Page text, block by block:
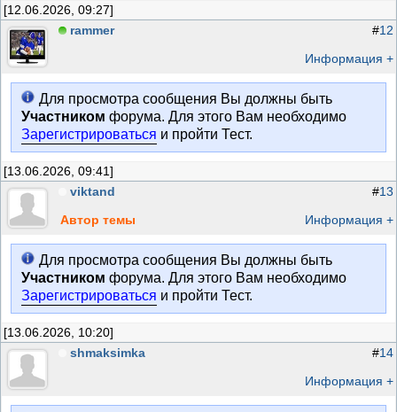
[12.06.2026, 09:27]
rammer
#12
Информация +
Для просмотра сообщения Вы должны быть
Участником форума. Для этого Вам необходимо
Зарегистрироваться и пройти Тест.
[13.06.2026, 09:41]
viktand
Автор темы
#13
Информация +
Для просмотра сообщения Вы должны быть
Участником форума. Для этого Вам необходимо
Зарегистрироваться и пройти Тест.
[13.06.2026, 10:20]
shmaksimka
#14
Информация +